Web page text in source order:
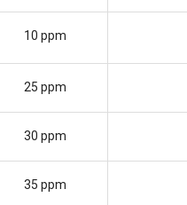
10 ppm
25 ppm
30 ppm
35 ppm